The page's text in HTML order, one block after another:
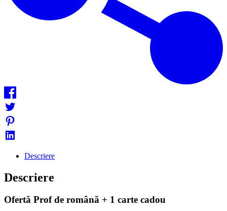
Descriere
Descriere
Ofertă Prof de română + 1 carte cadou